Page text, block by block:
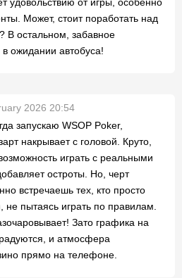
Может, стоит поработать над
В остальном, забавное
ожидании автобуса!
2026 20:54
запускаю WSOP Poker,
накрывает с головой. Круто,
играть с реальными
остроты. Но, черт
встречаешь тех, кто просто
пытаясь играть по правилам.
Зато графика на
и атмосфера
прямо на телефоне.